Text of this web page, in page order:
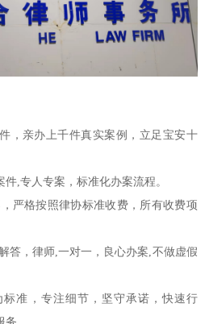
，亲办上千件真实案例，立足宝安十
,专人专案，标准化办案流程。
严格按照律协标准收费，所有收费项
答，律师,一对一，良心办案,不做虚假
准，专注细节，坚守承诺，快速行